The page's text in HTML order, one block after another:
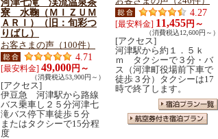
寮 水鞠（ＭＩＺＵＭ
ＡＲＩ）（旧：旬彩つ
りばし）
お客さまの声（100件）
4.71
[最安料金] 49,000円～
（消費税込53,900円～）
[アクセス]
伊豆急 河津駅から路線
バス乗車し２５分河津七
滝バス停下車徒歩５分
またはタクシーで15分程
度
4.27
[最安料金] 11,455円～
（消費税込12,600円～）
[アクセス]
河津駅から約１．５ｋ
ｍ タクシーで３分・バ
ス（河津町役場前下車で
徒歩３分）タクシーは17
時で終了します。